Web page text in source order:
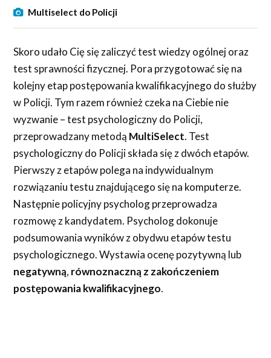
Multiselect do Policji
Skoro udało Cię się zaliczyć test wiedzy ogólnej oraz
test sprawności fizycznej. Pora przygotować się na
kolejny etap postępowania kwalifikacyjnego do służby
w Policji. Tym razem również czeka na Ciebie nie
wyzwanie – test psychologiczny do Policji,
przeprowadzany metodą MultiSelect. Test
psychologiczny do Policji składa się z dwóch etapów.
Pierwszy z etapów polega na indywidualnym
rozwiązaniu testu znajdującego się na komputerze.
Następnie policyjny psycholog przeprowadza
rozmowę z kandydatem. Psycholog dokonuje
podsumowania wyników z obydwu etapów testu
psychologicznego. Wystawia ocenę pozytywną lub
negatywną, równoznaczną z zakończeniem
postępowania kwalifikacyjnego.